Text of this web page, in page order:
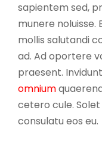
sapientem sed,
munere noluisse.
mollis salutandi
ad. Ad oportere
praesent.
omnium
cetero cule.
consulatu eos eu.